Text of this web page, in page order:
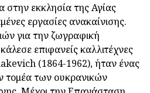
στην εκκλησία της Αγίας
εργασίες ανακαίνισης.
για την ζωγραφική
επιφανείς καλλιτέχνες
(1864-1962), ήταν ένας
τομέα των ουκρανικών